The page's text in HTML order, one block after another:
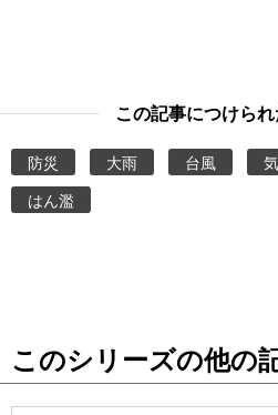
この記事につけら
防災 大雨 台風
はん濫
このシリーズの他の